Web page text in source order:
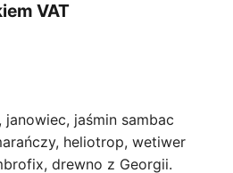
VAT
janowiec, jaśmin sambac
heliotrop, wetiwer
drewno z Georgii.